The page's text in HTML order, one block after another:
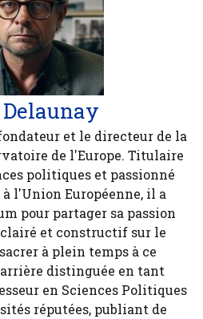
et le directeur de la
de l'Europe. Titulaire
politiques et passionné
l'Union Européenne, il a
pour partager sa passion
et constructif sur le
à plein temps à ce
distinguée en tant
en Sciences Politiques
réputées, publiant de